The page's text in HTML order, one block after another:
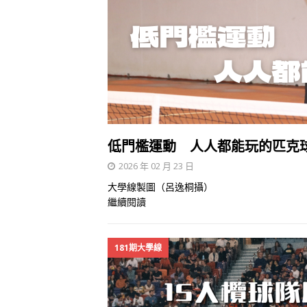
低門檻運動 人人都能玩的匹克
2026 年 02 月 23 日
大學線製圖（呂逸桐攝）
繼續閱讀
181期大學線